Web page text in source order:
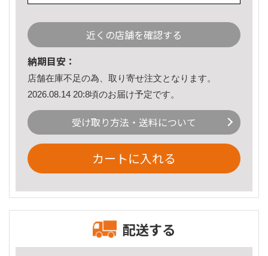
近くの店舗を確認する
納期目安：
店舗在庫不足の為、取り寄せ注文となります。
2026.08.14 20:8頃のお届け予定です。
受け取り方法・送料について
カートに入れる
配送する